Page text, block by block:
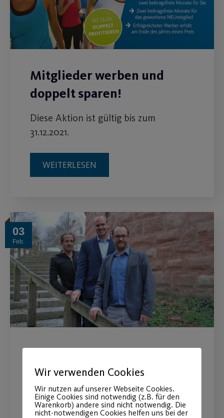
Mitglieder werben und
doppelt sparen!
Diese Aktion ist gültig bis zum
31.12.2021.
WEITERLESEN
03
Feb.
aktuellen Situation
Vielen Dank für Ihre Treue.
Wir verwenden Cookies
Wir nutzen auf unserer Webseite Cookies.
Einige Cookies sind notwendig (z.B. für den
Warenkorb) andere sind nicht notwendig. Die
nicht-notwendigen Cookies helfen uns bei der